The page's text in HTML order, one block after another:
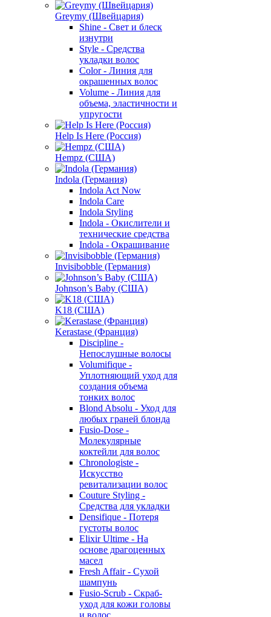
Greymy (Швейцария)
Shine - Свет и блеск
изнутри
Style - Средства
укладки волос
Color - Линия для
окрашенных волос
Volume - Линия для
объема, эластичности и
упругости
Help Is Here (Россия)
Hempz (США)
Indola (Германия)
Indola Act Now
Indola Care
Indola Styling
Indola - Окислители и
технические средства
Indola - Окрашивание
Invisibobble (Германия)
Johnson’s Baby (США)
K18 (США)
Kerastase (Франция)
Discipline -
Непослушные волосы
Volumifique -
Уплотняющий уход для
создания объема
тонких волос
Blond Absolu - Уход для
любых граней блонда
Fusio-Dose -
Молекулярные
коктейли для волос
Chronologiste -
Искусство
ревитализации волос
Couture Styling -
Средства для укладки
Densifique - Потеря
густоты волос
Elixir Ultime - На
основе драгоценных
масел
Fresh Affair - Сухой
шампунь
Fusio-Scrub - Скраб-
уход для кожи головы
и волос